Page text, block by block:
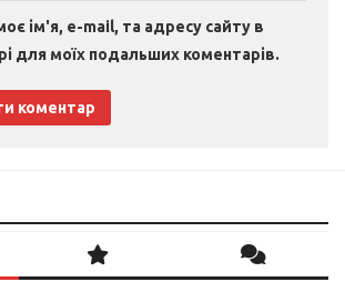
ім'я, e-mail, та адресу сайту в
для моїх подальших коментарів.